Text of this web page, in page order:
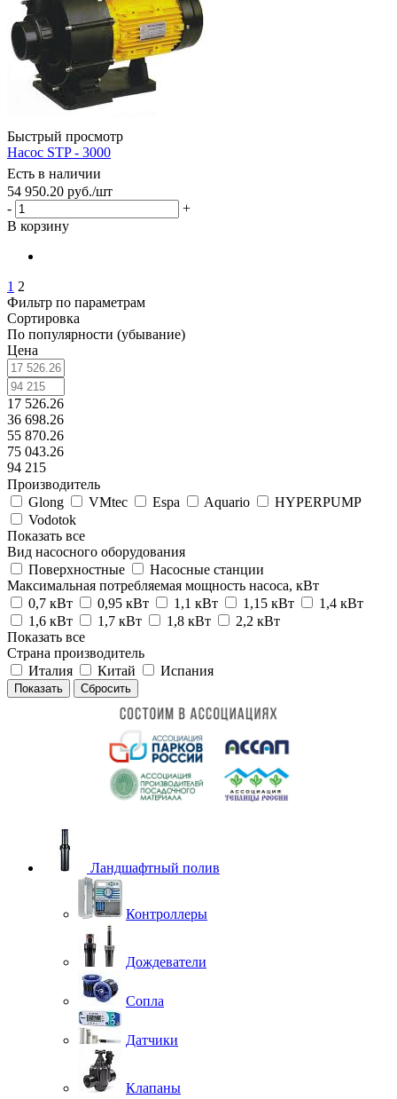
Быстрый просмотр
Насос STP - 3000
Есть в наличии
54 950.20 руб./шт
-
+
В корзину
1 2
Фильтр по параметрам
Сортировка
По популярности (убывание)
Цена
17 526.26
36 698.26
55 870.26
75 043.26
94 215
Производитель
Glong
VMtec Espa Aquario
HYPERPUMP
Vodotok
Показать все
Вид насосного оборудования
Поверхностные
Насосные станции
Максимальная потребляемая мощность насоса, кВт
0,7 кВт
0,95 кВт 1,1 кВт 1,15 кВт
1,4 кВт
1,6 кВт
1,7 кВт 1,8 кВт
2,2 кВт
Показать все
Страна производитель
Италия
Китай Испания
Сбросить
Ландшафтный полив
Контроллеры
Дождеватели
Сопла
Датчики
Клапаны